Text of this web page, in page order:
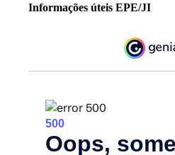
Informações úteis EPE/JI